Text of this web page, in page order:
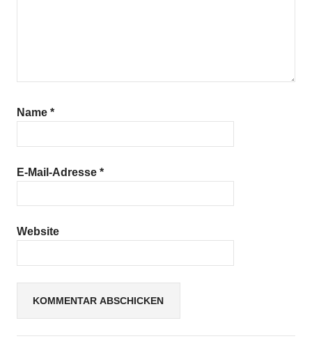
Name *
E-Mail-Adresse *
Website